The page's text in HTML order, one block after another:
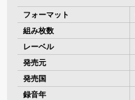
フォーマット
組み枚数
レーベル
発売元
発売国
録音年